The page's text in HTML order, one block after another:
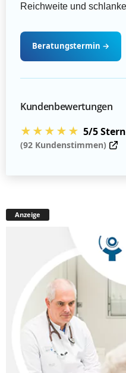
Reichweite und
Beratungstermin →
Kundenbewertungen
★★★★★ 5/5
(92 Kundenstimmen)
Anzeige